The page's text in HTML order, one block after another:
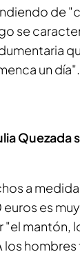
de
se
un día".
Quezada
a
es
"el mantón,
los